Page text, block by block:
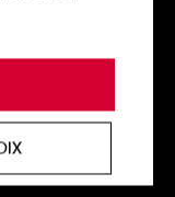
au panier
désactivés.
et
des
qui
adaptées à